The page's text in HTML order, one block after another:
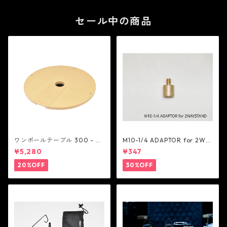
セール中の商品
ワンポールテーブル 300 - be
lmont
¥5,280
20%OFF
M10-1/4 ADAPTOR for 2WA
Y STAND - 5050WORKSHOP
¥347
30%OFF